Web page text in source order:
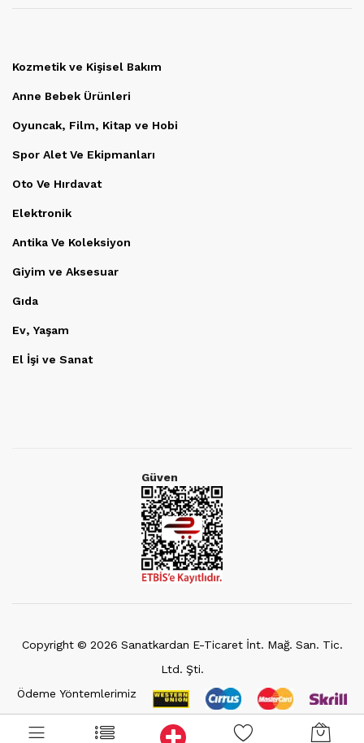
Kozmetik ve Kişisel Bakım
Anne Bebek Ürünleri
Oyuncak, Film, Kitap ve Hobi
Spor Alet Ve Ekipmanları
Oto Ve Hırdavat
Elektronik
Antika Ve Koleksiyon
Giyim ve Aksesuar
Gıda
Ev, Yaşam
El İşi ve Sanat
Güven
Copyright © 2026 Sanatkardan E-Ticaret İnt. Mağ. San. Tic.
Ltd. Şti.
Ödeme Yöntemlerimiz